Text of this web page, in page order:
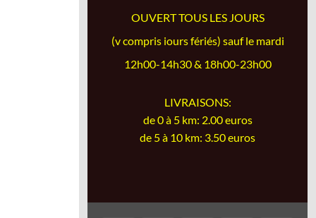
OUVERT TOUS LES JOURS
(v compris iours fériés) sauf le mardi
12h00-14h30 & 18h00-23h00
LIVRAISONS:
de 0 à 5 km: 2.00 euros
de 5 à 10 km: 3.50 euros